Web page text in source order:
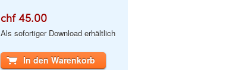
chf 45.00
Als sofortiger Download erhältlich
In den Warenkorb